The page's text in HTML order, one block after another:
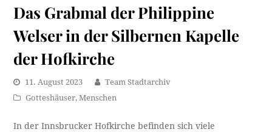
Das Grabmal der Philippine
Welser in der Silbernen Kapelle
der Hofkirche
11. August 2023
Team Stadtarchiv
Gotteshäuser,Menschen
In der Innsbrucker Hofkirche befinden sich viele